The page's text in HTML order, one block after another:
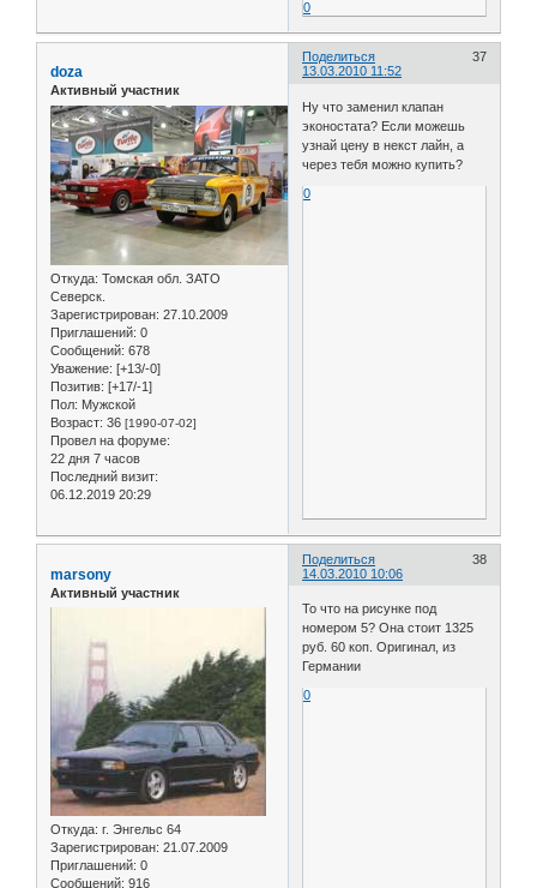
0
Поделиться
37
13.03.2010 11:52
doza
Активный участник
Откуда: Томская обл. ЗАТО
Северск.
Зарегистрирован: 27.10.2009
Приглашений: 0
Сообщений: 678
Уважение: [+13/-0]
Позитив: [+17/-1]
Пол: Мужской
Возраст: 36 [1990-07-02]
Провел на форуме:
22 дня 7 часов
Последний визит:
06.12.2019 20:29
Ну что заменил клапан
эконостата? Если можешь
узнай цену в некст лайн, а
через тебя можно купить?
0
Поделиться
38
14.03.2010 10:06
marsony
Активный участник
Откуда: г. Энгельс 64
Зарегистрирован: 21.07.2009
Приглашений: 0
Сообщений: 916
То что на рисунке под
номером 5? Она стоит 1325
руб. 60 коп. Оригинал, из
Германии
0